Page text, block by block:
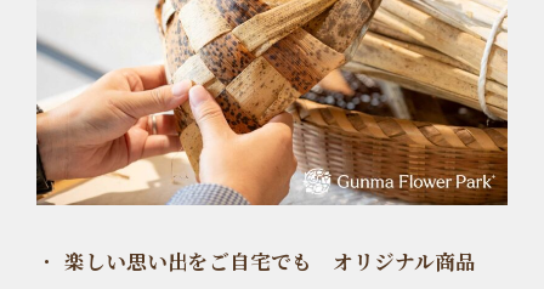
楽しい思い出をご自宅でも オリジナル商品